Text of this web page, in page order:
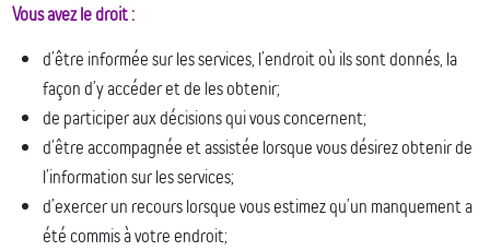
Vous avez le droit :
d’être informée sur les services, l’endroit où ils sont donnés, la
façon d’y accéder et de les obtenir;
de participer aux décisions qui vous concernent;
d’être accompagnée et assistée lorsque vous désirez obtenir de
l’information sur les services;
d’exercer un recours lorsque vous estimez qu’un manquement a
été commis à votre endroit;